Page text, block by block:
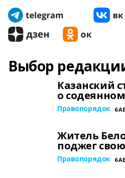
Выбор
Казанский
о
Правопорядок 6
Житель
поджег
Правопорядок 6